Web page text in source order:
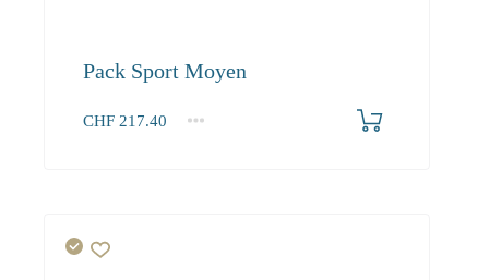
Pack Sport Moyen
CHF 217.40
1+